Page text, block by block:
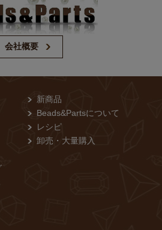
会社概要
新商品
Beads&Partsについて
レシピ
卸売・⼤量購⼊